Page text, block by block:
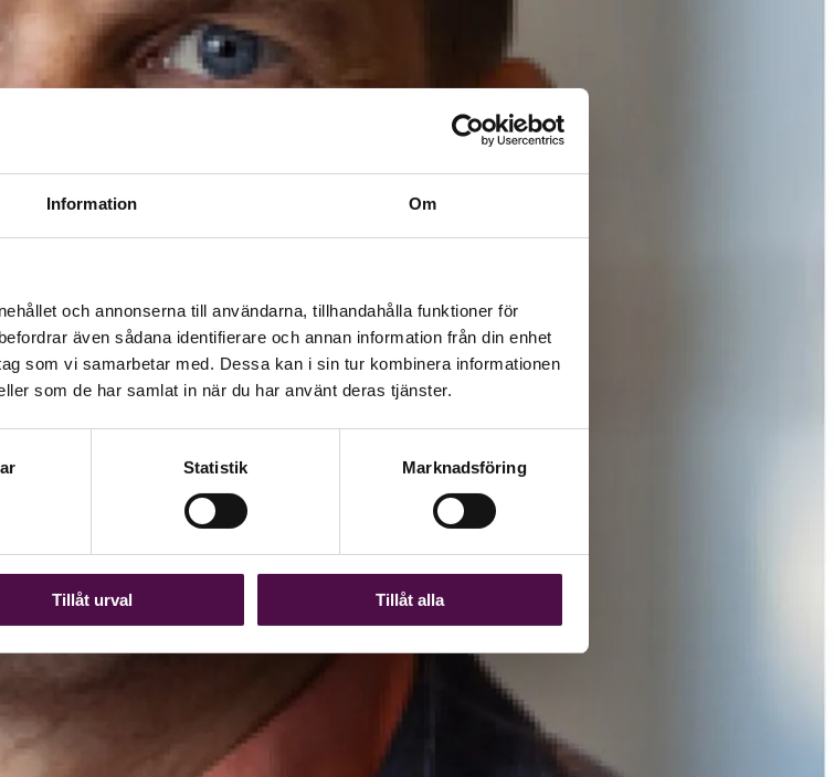
Information Om
och annonserna till användarna, tillhandahålla funktioner för
även sådana identifierare och annan information från din enhet
som vi samarbetar med. Dessa kan i sin tur kombinera informationen
som de har samlat in när du har använt deras tjänster.
Statistik Marknadsföring
Tillåt urval Tillåt alla